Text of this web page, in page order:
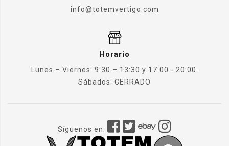
info@totemvertigo.com
Horario
Lunes – Viernes: 9:30 – 13:30 y 17:00 - 20:00.
Sábados: CERRADO
Síguenos en: